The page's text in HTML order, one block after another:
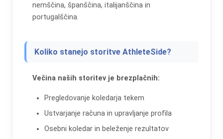
nemščina, španščina, italijanščina in
portugalščina.
Koliko stanejo storitve AthleteSide?
Večina naših storitev je brezplačnih:
Pregledovanje koledarja tekem
Ustvarjanje računa in upravljanje profila
Osebni koledar in beleženje rezultatov